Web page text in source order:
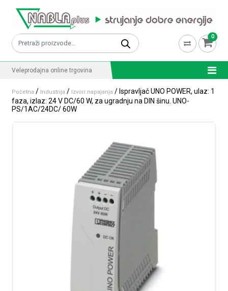
Pretraži: 0
Veleprodajna online trgovina
Početna / Industrija / Izvori napajanja / Ispravljač UNO POWER, ulaz: 1
faza, izlaz: 24 V DC/60 W, za ugradnju na DIN šinu. UNO-
PS/1AC/24DC/ 60W